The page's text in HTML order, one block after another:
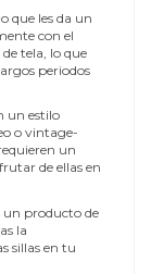
que les da un
con el
tela, lo que
periodos
un estilo
o vintage-
un
de ellas en
un producto de
la
sillas en tu